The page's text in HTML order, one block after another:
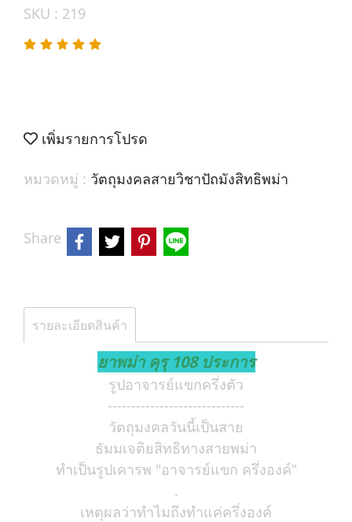
SKU : 219
เพิ่มรายการโปรด
หมวดหมู่ : วัตถุมงคลสายวิชาปัถมังสิทธิพม่า
Share
รายละเอียดสินค้า
ยาพม่า คุรุ 108 ประการ
รูปอาจารย์แขกครึ่งตัว
-----------------------------
วัตถุมงคลวันนี้เป็นสาย
ธัมมเจติยสิทธิทางสายพม่า
ทำเป็นรูปเคารพ "อาจารย์แขก ครึ่งองค์"
.
เหตุผลว่าทำไมถึงทำแค่ครึ่งองค์